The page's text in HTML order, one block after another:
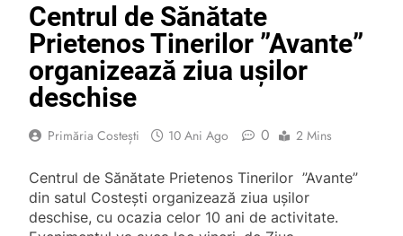
Centrul de Sănătate
Prietenos Tinerilor ”Avante”
organizează ziua ușilor
deschise
Primăria Costești 10 Ani Ago 0 2 Mins
Centrul de Sănătate Prietenos Tinerilor ”Avante”
din satul Costești organizează ziua ușilor
deschise, cu ocazia celor 10 ani de activitate.